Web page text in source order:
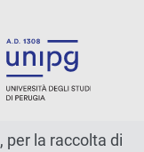
, per la raccolta di